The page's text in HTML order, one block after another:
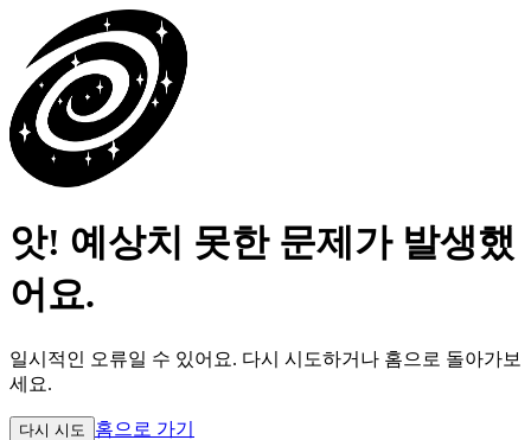
앗! 예상치 못한 문제가 발생했
어요.
일시적인 오류일 수 있어요. 다시 시도하거나 홈으로 돌아가보
세요.
다시 시도 홈으로 가기